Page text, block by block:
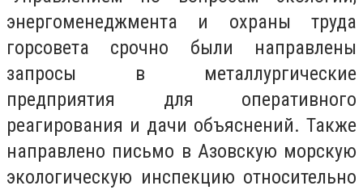
энергоменеджмента и охраны труда
горсовета срочно были направлены
запросы в металлургические
предприятия для оперативного
реагирования и дачи объяснений. Также
направлено письмо в Азовскую морскую
экологическую инспекцию относительно